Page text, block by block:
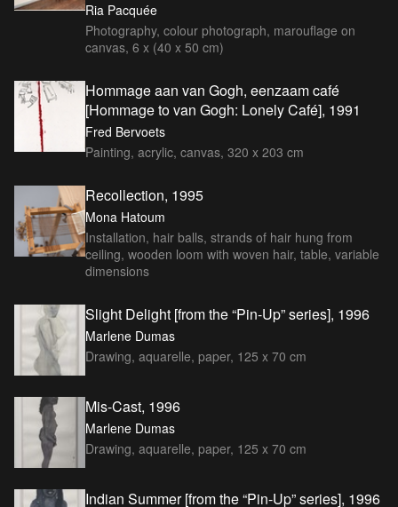
Ria Pacquée
Photography, colour photograph, marouflage on
canvas, 6 x (40 x 50 cm)
Hommage aan van Gogh, eenzaam café
[Hommage to van Gogh: Lonely Café], 1991
Fred Bervoets
Painting, acrylic, canvas, 320 x 203 cm
Recollection, 1995
Mona Hatoum
Installation, hair balls, strands of hair hung from
ceiling, wooden loom with woven hair, table, variable
dimensions
Slight Delight [from the “Pin-Up” series], 1996
Marlene Dumas
Drawing, aquarelle, paper, 125 x 70 cm
Mis-Cast, 1996
Marlene Dumas
Drawing, aquarelle, paper, 125 x 70 cm
Indian Summer [from the “Pin-Up” series], 1996